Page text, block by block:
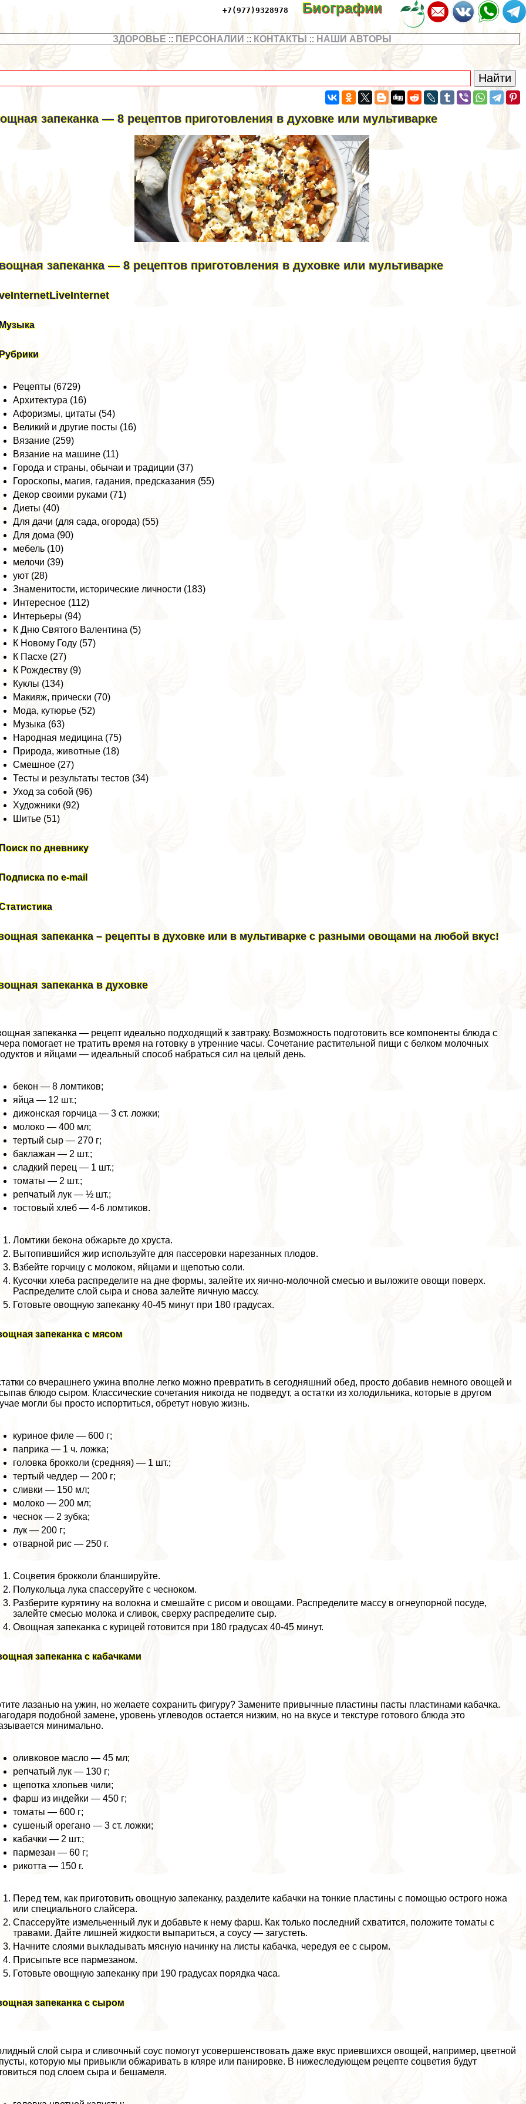
+7(977)9328978 Биографии
ЗДОРОВЬЕ :: ПЕРСОНАЛИИ :: КОНТАКТЫ :: НАШИ АВТОРЫ
запеканка — 8 рецептов приготовления в духовке или мультиварке
запеканка — 8 рецептов приготовления в духовке или мультиварке
LiveInternet
Рецепты (6729)
Архитектура (16)
Афоризмы, цитаты (54)
Великий и другие посты (16)
Вязание (259)
Вязание на машине (11)
Города и страны, обычаи и традиции (37)
Гороскопы, магия, гадания, предсказания (55)
Декор своими руками (71)
Диеты (40)
Для дачи (для сада, огорода) (55)
Для дома (90)
мебель (10)
мелочи (39)
уют (28)
Знаменитости, исторические личности (183)
Интересное (112)
Интерьеры (94)
К Дню Святого Валентина (5)
К Новому Году (57)
К Пасхе (27)
К Рождеству (9)
Куклы (134)
Макияж, прически (70)
Мода, кутюрье (52)
Музыка (63)
Народная медицина (75)
Природа, животные (18)
Смешное (27)
Тесты и результаты тестов (34)
Уход за собой (96)
Художники (92)
Шитье (51)
по дневнику
по e-mail
запеканка – рецепты в духовке или в мультиварке с разными овощами на любой вкус!
запеканка в духовке
запеканка — рецепт идеально подходящий к завтpaку. Возможность подготовить все компоненты блюда с
помогает не тратить время на готовку в утренние часы. Сочетание растительной пищи с белком молочных
и яйцами — идеальный способ набраться сил на целый день.
бекон — 8 ломтиков;
яйца — 12 шт.;
дижонская горчица — 3 ст. ложки;
молоко — 400 мл;
тертый сыр — 270 г;
баклажан — 2 шт.;
сладкий перец — 1 шт.;
томаты — 2 шт.;
репчатый лук — ½ шт.;
тостовый хлеб — 4-6 ломтиков.
Ломтики бекона обжарьте до хруста.
Вытопившийся жир используйте для пассеровки нарезанных плодов.
Взбейте горчицу с молоком, яйцами и щепотью соли.
Кусочки хлеба распределите на дне формы, залейте их яично-молочной смесью и выложите овощи поверх.
Распределите слой сыра и снова залейте яичную массу.
Готовьте овощную запеканку 40-45 минут при 180 градусах.
запеканка с мясом
со вчерашнего ужина вполне легко можно превратить в сегодняшний обед, просто добавив немного овощей и
блюдо сыром. Классические сочетания никогда не подведут, а остатки из холодильника, которые в другом
могли бы просто испортиться, обретут новую жизнь.
куриное филе — 600 г;
паприка — 1 ч. ложка;
головка брокколи (средняя) — 1 шт.;
тертый чеддер — 200 г;
сливки — 150 мл;
молоко — 200 мл;
чеснок — 2 зубка;
лук — 200 г;
отварной рис — 250 г.
Соцветия брокколи бланшируйте.
Полукольца лука спассеруйте с чесноком.
Разберите курятину на волокна и смешайте с рисом и овощами. Распределите массу в огнеупopной посуде,
залейте смесью молока и сливок, сверху распределите сыр.
Овощная запеканка с курицей готовится при 180 градусах 40-45 минут.
запеканка с кабачками
лазанью на ужин, но желаете сохранить фигуру? Замените привычные пластины пасты пластинами кабачка.
подобной замене, уровень углеводов остается низким, но на вкусе и текстуре готового блюда это
минимально.
оливковое масло — 45 мл;
репчатый лук — 130 г;
щепотка хлопьев чили;
фарш из индейки — 450 г;
томаты — 600 г;
сушеный орегано — 3 ст. ложки;
кабачки — 2 шт.;
пармезан — 60 г;
рикотта — 150 г.
Перед тем, как приготовить овощную запеканку, разделите кабачки на тонкие пластины с помощью острого ножа
или специального слайсера.
Спассеруйте измельченный лук и добавьте к нему фарш. Как только последний схватится, положите томаты с
травами. Дайте лишней жидкости выпариться, а соусу — загустеть.
Начните слоями выкладывать мясную начинку на листы кабачка, чередуя ее с сыром.
Присыпьте все пармезаном.
Готовьте овощную запеканку при 190 градусах порядка часа.
запеканка с сыром
слой сыра и сливочный соус помогут усовершенствовать даже вкус приевшихся овощей, например, цветной
которую мы привыкли обжаривать в кляре или панировке. В нижеследующем рецепте соцветия будут
под слоем сыра и бешамеля.